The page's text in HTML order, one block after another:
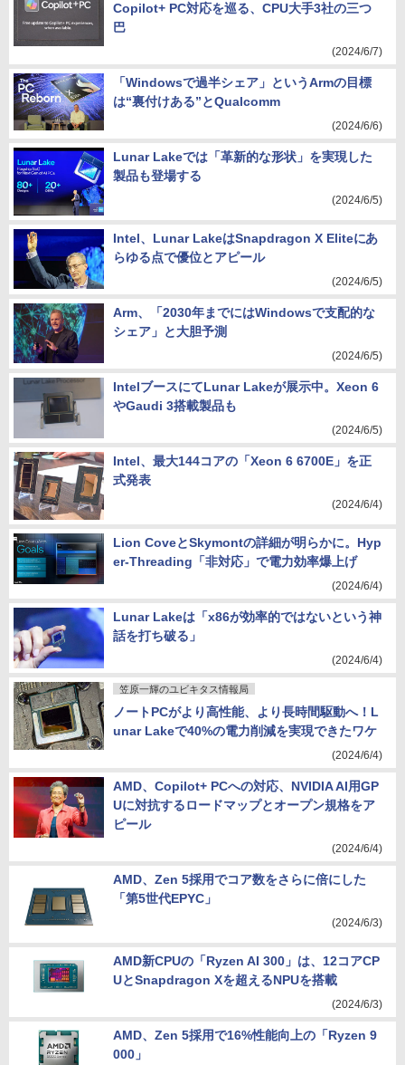
Copilot+ PC対応を巡る、CPU大手3社の三つ
巴
(2024/6/7)
「Windowsで過半シェア」というArmの目標
は“裏付けある”とQualcomm
(2024/6/6)
Lunar Lakeでは「革新的な形状」を実現した
製品も登場する
(2024/6/5)
Intel、Lunar LakeはSnapdragon X Eliteにあ
らゆる点で優位とアピール
(2024/6/5)
Arm、「2030年までにはWindowsで支配的な
シェア」と大胆予測
(2024/6/5)
IntelブースにてLunar Lakeが展示中。Xeon 6
やGaudi 3搭載製品も
(2024/6/5)
Intel、最大144コアの「Xeon 6 6700E」を正
式発表
(2024/6/4)
Lion CoveとSkymontの詳細が明らかに。Hyp
er-Threading「非対応」で電力効率爆上げ
(2024/6/4)
Lunar Lakeは「x86が効率的ではないという神
話を打ち破る」
(2024/6/4)
笠原一輝のユビキタス情報局
ノートPCがより高性能、より長時間駆動へ！L
unar Lakeで40%の電力削減を実現できたワケ
(2024/6/4)
AMD、Copilot+ PCへの対応、NVIDIA AI用GP
Uに対抗するロードマップとオープン規格をア
ピール
(2024/6/4)
AMD、Zen 5採用でコア数をさらに倍にした
「第5世代EPYC」
(2024/6/3)
AMD新CPUの「Ryzen AI 300」は、12コアCP
UとSnapdragon Xを超えるNPUを搭載
(2024/6/3)
AMD、Zen 5採用で16%性能向上の「Ryzen 9
000」